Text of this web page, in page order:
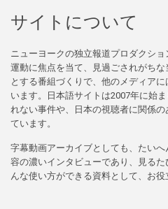
サイトについて
ニューヨークの独立報道プロダクシ
運動に焦点を当て、見過ごされがち
とする番組づくりで、他のメディア
います。日本語サイトは2007年に始
れない事件や、日本の視聴者に関係
ています。
字幕動画アーカイブとしても、たい
容の濃いインタビューであり、見る
んな使い方ができる資料として、お役